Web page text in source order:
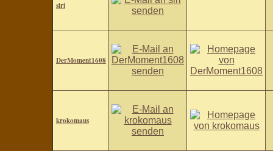
siri
DerMoment1608
krokomaus